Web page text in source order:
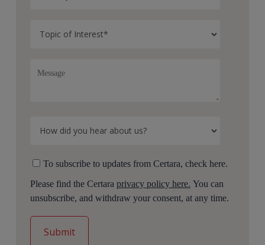
To subscribe to updates from Certara, check here.
Please find the Certaraprivacy policy here. You can
unsubscribe, and withdraw your consent, at any time.